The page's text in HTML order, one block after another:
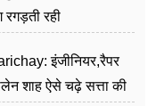
रही
इंजीनियर,रैपर
शाह ऐसे चढ़े सत्ता की